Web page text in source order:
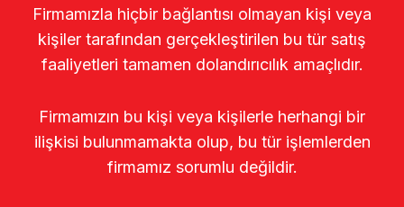
Firmamızla hiçbir bağlantısı olmayan kişi veya
kişiler tarafından gerçekleştirilen bu tür satış
faaliyetleri tamamen dolandırıcılık amaçlıdır.
Firmamızın bu kişi veya kişilerle herhangi bir
ilişkisi bulunmamakta olup, bu tür işlemlerden
firmamız sorumlu değildir.